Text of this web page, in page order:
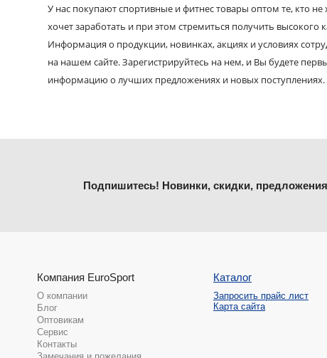
У нас покупают спортивные и фитнес товары оптом те, кто не
хочет заработать и при этом стремиться получить высокого
Информация о продукции, новинках, акциях и условиях
на нашем сайте. Зарегистрируйтесь на нем, и Вы будете
информацию о лучших предложениях и новых поступлениях.
Подпишитесь! Новинки, скидки,
Компания EuroSport
О компании
Блог
Оптовикам
Сервис
Контакты
Замечания и пожелания
Каталог
Запросить прайс лист
Карта сайта